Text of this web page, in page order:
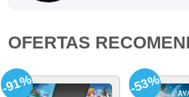
OFERTAS
-91% -53%